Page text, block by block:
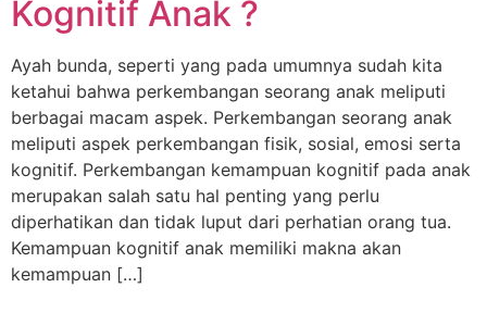
Kognitif Anak ?
Ayah bunda, seperti yang pada umumnya sudah kita
ketahui bahwa perkembangan seorang anak meliputi
berbagai macam aspek. Perkembangan seorang anak
meliputi aspek perkembangan fisik, sosial, emosi serta
kognitif. Perkembangan kemampuan kognitif pada anak
merupakan salah satu hal penting yang perlu
diperhatikan dan tidak luput dari perhatian orang tua.
Kemampuan kognitif anak memiliki makna akan
kemampuan […]